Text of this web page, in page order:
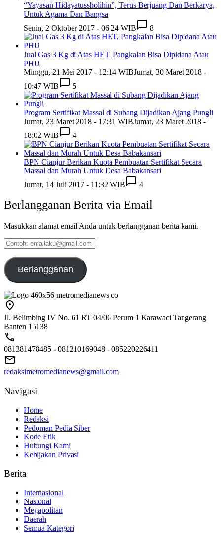
“Yayasan Hidayatussholihin”, Terus Berjuang Dan Berkarya,
Untuk Agama Dan Bangsa
Senin, 2 Oktober 2017 - 06:24 WIB
8
Jual Gas 3 Kg di Atas HET, Pangkalan Bisa Dipidana Atau
PHU
Minggu, 21 Mei 2017 - 12:14 WIBJumat, 30 Maret 2018 -
10:47 WIB
5
Program Sertifikat Massal di Subang Dijadikan Ajang Pungli
Jumat, 23 Maret 2018 - 17:31 WIBJumat, 23 Maret 2018 -
18:02 WIB
4
BPN Cianjur Berikan Kuota Pembuatan Sertifikat Secara
Massal dan Murah Untuk Desa Babakansari
Jumat, 14 Juli 2017 - 11:32 WIB
4
Berlangganan Berita via Email
Masukkan alamat email Anda untuk berlangganan berita kami.
Contoh:
emailaku@gmail.com
Berlangganan
Jl. Belimbing IV No. 61 RT 04/06 Perum 1 Karawaci Tangerang
Banten 15138
081381478485 - 081210169048 - 085220226411
redaksimetromedianews@gmail.com
Navigasi
Home
Redaksi
Pedoman Pedia Siber
Kode Etik
Hubungi Kami
Kebijakan Privasi
Berita
Internasional
Nasional
Megapolitan
Daerah
Semua Kategori